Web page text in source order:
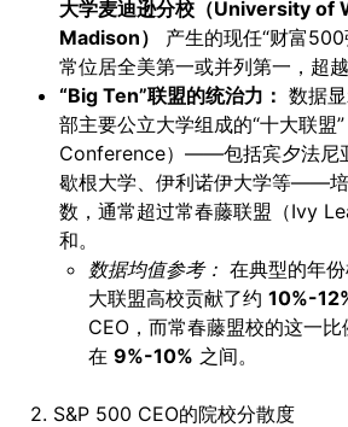
大学麦迪逊分校（University of
Madison）
产生的现任“财富
常位居全美第一或并列第一，超越
“Big Ten”联盟的统治力： 数据
部主要公立大学组成的“十大联盟
Conference）——包括宾夕法尼
歇根大学、伊利诺伊大学等——
数，通常超过常春藤联盟（Ivy
和。
数据均值参考： 在典型的年
大联盟高校贡献了约 10%-
CEO，而常春藤盟校的这一比
在 9%-10% 之间。
2. S&P 500 CEO的院校分散度